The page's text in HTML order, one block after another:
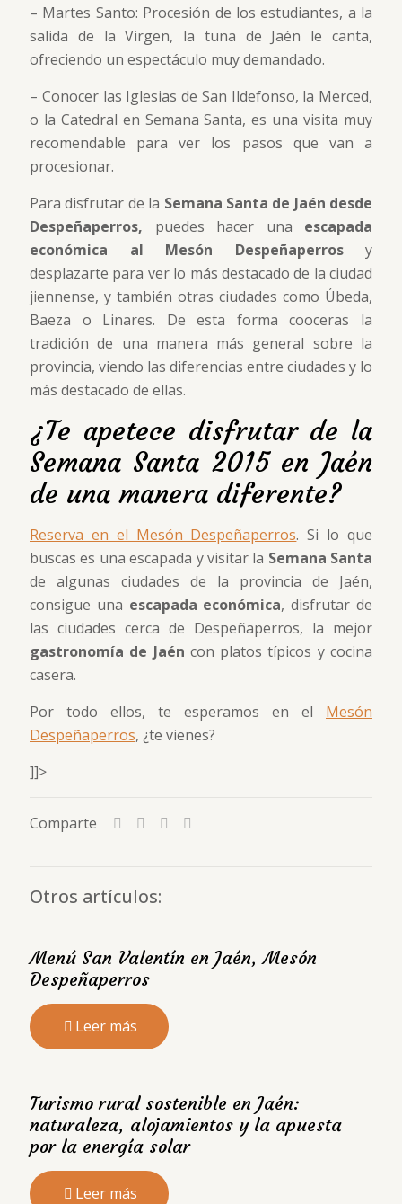
– Martes Santo: Procesión de los estudiantes, a la
salida de la Virgen, la tuna de Jaén le canta,
ofreciendo un espectáculo muy demandado.
– Conocer las Iglesias de San Ildefonso, la Merced,
o la Catedral en Semana Santa, es una visita muy
recomendable para ver los pasos que van a
procesionar.
Para disfrutar de la Semana Santa de Jaén desde
Despeñaperros, puedes hacer una escapada
económica al Mesón Despeñaperrosy
desplazarte para ver lo más destacado de la ciudad
jiennense, y también otras ciudades como Úbeda,
Baeza o Linares. De esta forma cooceras la
tradición de una manera más general sobre la
provincia, viendo las diferencias entre ciudades y lo
más destacado de ellas.
¿Te apetece disfrutar de la
Semana Santa 2015 en Jaén
de una manera diferente?
Reserva en el Mesón Despeñaperros. Si lo que
buscas es una escapada y visitar la Semana Santa
de algunas ciudades de la provincia de Jaén,
consigue una escapada económica, disfrutar de
las ciudades cerca de Despeñaperros, la mejor
gastronomía de Jaén con platos típicos y cocina
casera.
Por todo ellos, te esperamos en el Mesón
Despeñaperros, ¿te vienes?
]]>
Comparte
Otros artículos:
Menú San Valentín en Jaén, Mesón
Despeñaperros
Leer más
Turismo rural sostenible en Jaén:
naturaleza, alojamientos y la apuesta
por la energía solar
Leer más